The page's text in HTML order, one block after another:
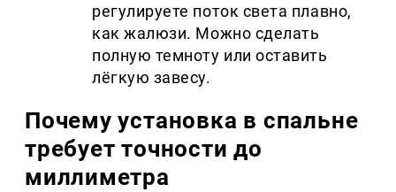
регулируете поток света плавно,
как жалюзи. Можно сделать
полную темноту или оставить
лёгкую завесу.
Почему установка в спальне
требует точности до
миллиметра